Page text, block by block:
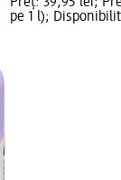
pe 1 l);